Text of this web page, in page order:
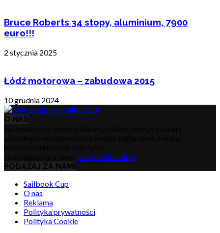
Bruce Roberts 34 stopy, aluminium, 7900
euro!!!
2 stycznia 2025
Łódź motorowa – zabudowa 2015
10 grudnia 2024
O NAS
info@sailbook.pl
PODĄŻAJ ZA NAMI
Sailbook Cup
O nas
Reklama
Polityka prywatności
Polityka Cookie